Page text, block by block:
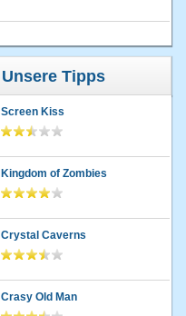
Unsere Tipps
Screen Kiss
Kingdom of Zombies
Crystal Caverns
Crasy Old Man